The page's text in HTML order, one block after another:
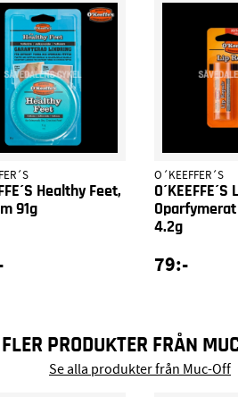
Healthy Feet,
91g
O´KEEFFER´S
4.2g
79:-
FLER PRODUKTER FRÅN
Se alla produkter från Muc-Off